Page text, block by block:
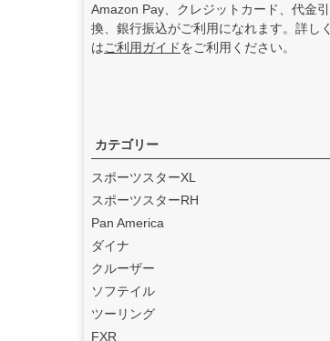
feture ヘルメット（フュー
チャーヘルメット）の取り
扱いを始めました。
ました。
2024.12
s（ブローパフォーマンスエ
キゾースト）
始めました。
2024.11
By City（バイ シティ）
本総代理店となりました。
Amazon Pay、クレジットカード、代金引
換、銀行振込がご利用になれます。詳しく
はご利用ガイドをご利用ください。
カテゴリー
スポーツスターXL
スポーツスターRH
Pan America
ダイナ
クルーザー
ソフテイル
ツーリング
FXR